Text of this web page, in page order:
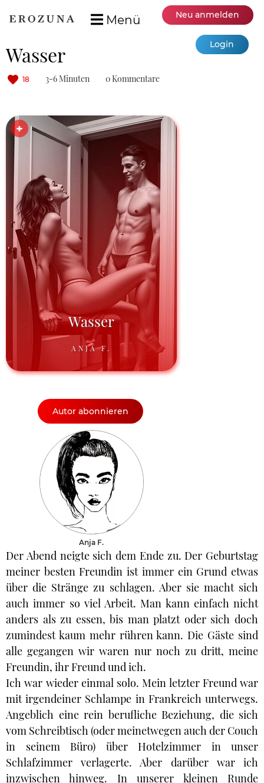
Menü Neu anmelden
Login
Wasser
18 3-6 Minuten 0 Kommentare
Wasser
ANJA F.
Autor abonnieren
Anja F.
Der Abend neigte sich dem Ende zu. Der Geburtstag
meiner besten Freundin ist immer ein Grund etwas
über die Stränge zu schlagen. Aber sie macht sich
auch immer so viel Arbeit. Man kann einfach nicht
anders als zu essen, bis man platzt oder sich doch
zumindest kaum mehr rühren kann. Die Gäste sind
alle gegangen wir waren nur noch zu dritt, meine
Freundin, ihr Freund und ich.
Ich war wieder einmal solo. Mein letzter Freund war
mit irgendeiner Schlampe in Frankreich unterwegs.
Angeblich eine rein berufliche Beziehung, die sich
vom Schreibtisch (oder meinetwegen auch der Couch
in seinem Büro) über Hotelzimmer in unser
Schlafzimmer verlagerte. Aber darüber war ich
inzwischen hinweg. In unserer kleinen Runde